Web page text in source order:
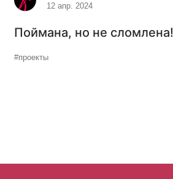
12 апр. 2024
Поймана, но не сломлена!
#проекты